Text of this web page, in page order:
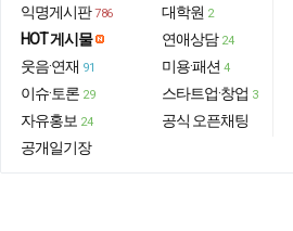
익명게시판 786
HOT 게시물
웃음·연재 91
이슈·토론 29
자유홍보 24
공개일기장
대학원 2
연애상담 24
미용·패션 4
스타트업·창업 3
공식 오픈채팅